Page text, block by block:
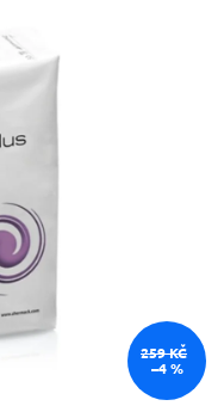
259 KČ
–4 %